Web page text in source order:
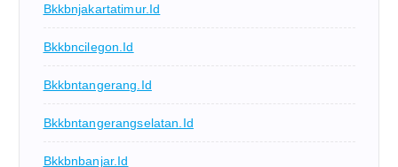
Bkkbnjakartatimur.id
Bkkbncilegon.id
Bkkbntangerang.id
Bkkbntangerangselatan.id
Bkkbnbanjar.id